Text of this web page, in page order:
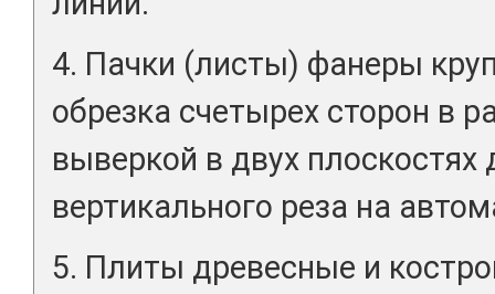
4. Пачки (листы) фанеры
обрезка счетырех сторон в
выверкой в двух плоскостях
вертикального реза на
5. Плиты древесные и